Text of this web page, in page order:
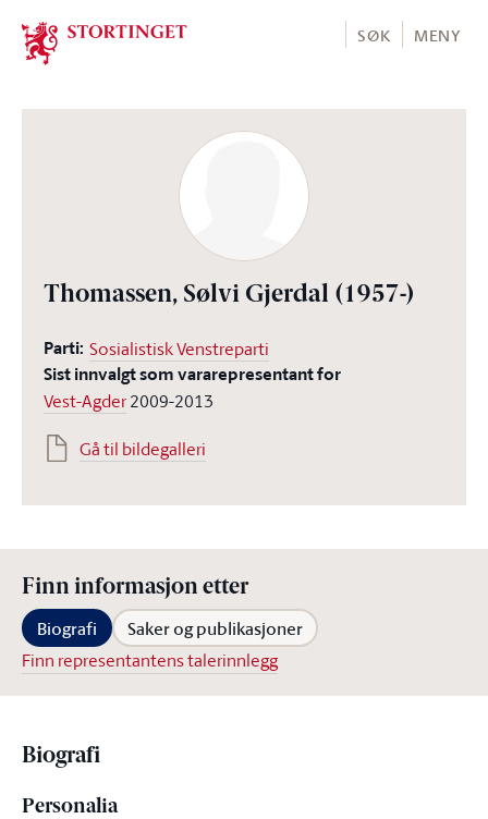
Stortinget.no
SØK MENY
Thomassen, Sølvi Gjerdal (1957-)
Parti: Sosialistisk Venstreparti
Sist innvalgt som vararepresentant for
Vest-Agder2009-2013
Gå til bildegalleri
Finn informasjon etter
Biografi Saker og publikasjoner
Finn representantens talerinnlegg
Biografi
Personalia